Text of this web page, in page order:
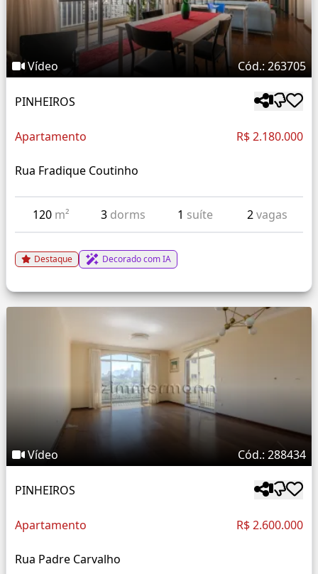
Vídeo Cód.: 263705
PINHEIROS
Apartamento R$ 2.180.000
Rua Fradique Coutinho
120 m² 3 dorms 1 suíte 2vagas
Destaque Decorado com IA
Vídeo Cód.: 288434
PINHEIROS
Apartamento R$ 2.600.000
Rua Padre Carvalho